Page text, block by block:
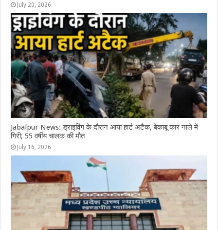
July 20, 2026
Jabalpur News: ड्राइविंग के दौरान आया हार्ट अटैक, बेकाबू कार नाले में
गिरी; 55 वर्षीय चालक की मौत
July 16, 2026